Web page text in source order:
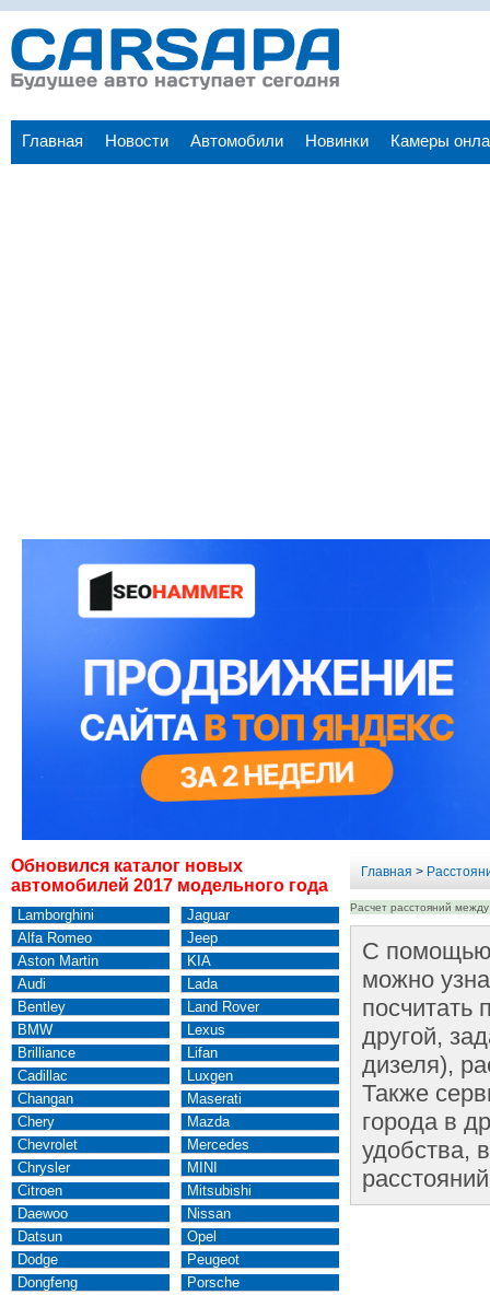
Главная Новости Автомобили Новинки Камеры
Обновился каталог новых
автомобилей 2017 модельного года
Lamborghini
Alfa Romeo
Aston Martin
Audi
Bentley
BMW
Brilliance
Cadillac
Changan
Chery
Chevrolet
Chrysler
Citroen
Daewoo
Datsun
Dodge
Dongfeng
Jaguar
Jeep
KIA
Lada
Land Rover
Lexus
Lifan
Luxgen
Maserati
Mazda
Mercedes
MINI
Mitsubishi
Nissan
Opel
Peugeot
Porsche
Главная >
Расчет расстояний
С помощью
можно
посчитать
другой,
дизеля),
Также
города в
удобства,